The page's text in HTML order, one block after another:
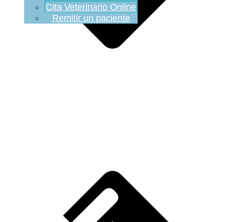
Cita Veterinario Online
Remitir un paciente